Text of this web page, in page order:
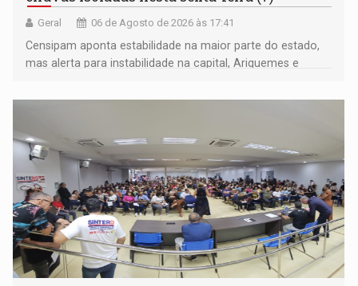
Geral 06 de Agosto de 2026 às 17:41
Censipam aponta estabilidade na maior parte do estado,
mas alerta para instabilidade na capital, Ariquemes e